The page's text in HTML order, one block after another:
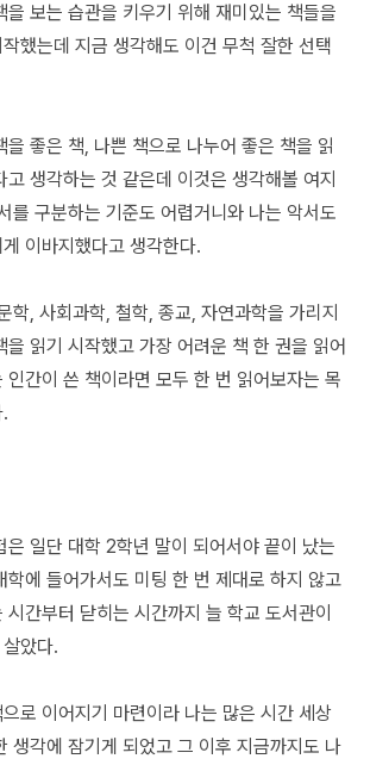
을 보는 습관을 키우기 위해 재미있는 책들을
했는데 지금 생각해도 이건 무척 잘한 선택
을 좋은 책, 나쁜 책으로 나누어 좋은 책을 읽
생각하는 것 같은데 이것은 생각해볼 여지
를 구분하는 기준도 어렵거니와 나는 악서도
이바지했다고 생각한다.
학, 사회과학, 철학, 종교, 자연과학을 가리지
을 읽기 시작했고 가장 어려운 책 한 권을 읽어
인간이 쓴 책이라면 모두 한 번 읽어보자는 목
은 일단 대학 2학년 말이 되어서야 끝이 났는
학에 들어가서도 미팅 한 번 제대로 하지 않고
간부터 닫히는 시간까지 늘 학교 도서관이
았다.
로 이어지기 마련이라 나는 많은 시간 세상
생각에 잠기게 되었고 그 이후 지금까지도 나